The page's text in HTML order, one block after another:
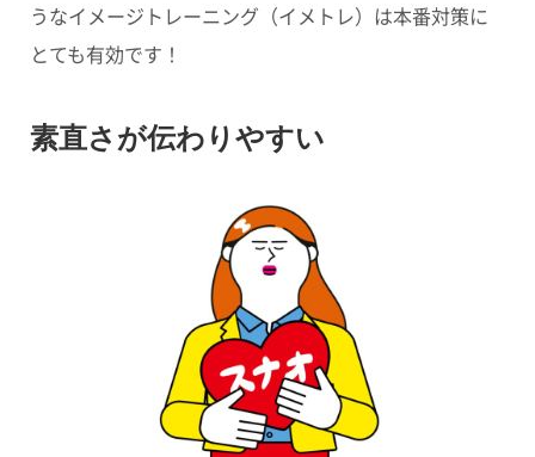
うなイメージトレーニング（イメトレ）は本番対策に
とても有効です！
素直さが伝わりやすい